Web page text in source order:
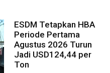
ESDM Tetapkan HBA
Periode Pertama
Agustus 2026 Turun
Jadi USD124,44 per
Ton